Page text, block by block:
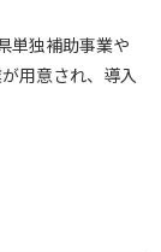
単独補助事業や
用意され、導入